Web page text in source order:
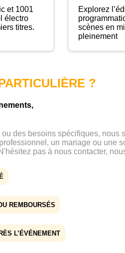
et 1001
électro
titres.
Explorez
scènes en
pleinement
?
des besoins spécifiques,
un mariage ou une
pas à nous contacter,
REMBOURSÉS
L’ÉVÉNEMENT